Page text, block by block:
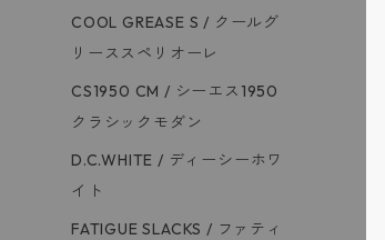
COOL GREASE S / クールグ
リーススペリオーレ
CS1950 CM / シーエス1950
クラシックモダン
D.C.WHITE / ディーシーホワ
イト
FATIGUE SLACKS / ファティ